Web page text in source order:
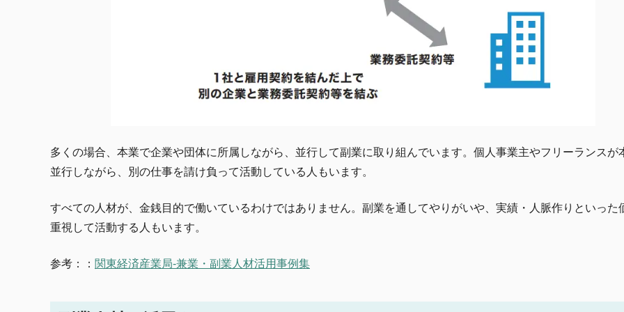
多くの場合、本業で企業や団体に所属しながら、並行して副業に取り組んでいます。個人事業主やフリーランスが
並行しながら、別の仕事を請け負って活動している人もいます。
すべての人材が、金銭目的で働いているわけではありません。副業を通してやりがいや、実績・人脈作りといった
重視して活動する人もいます。
参考：： 関東経済産業局-兼業・副業人材活用事例集